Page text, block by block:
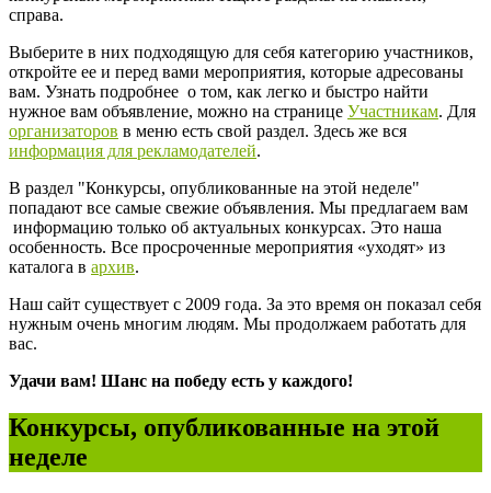
справа.
Выберите в них подходящую для себя категорию участников,
откройте ее и перед вами мероприятия, которые адресованы
вам. Узнать подробнее о том, как легко и быстро найти
нужное вам объявление, можно на странице Участникам. Для
организаторов в меню есть свой раздел. Здесь же вся
информация для рекламодателей.
В раздел "Конкурсы, опубликованные на этой неделе"
попадают все самые свежие объявления. Мы предлагаем вам
информацию только об актуальных конкурсах. Это наша
особенность. Все просроченные мероприятия «уходят» из
каталога в архив.
Наш сайт существует с 2009 года. За это время он показал себя
нужным очень многим людям. Мы продолжаем работать для
вас.
Удачи вам! Шанс на победу есть у каждого!
Конкурсы, опубликованные на этой
неделе